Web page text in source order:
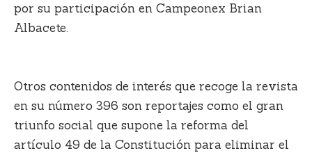
por su participación en Campeonex Brian
Albacete.
Otros contenidos de interés que recoge la revista
en su número 396 son reportajes como el gran
triunfo social que supone la reforma del
artículo 49 de la Constitución para eliminar el